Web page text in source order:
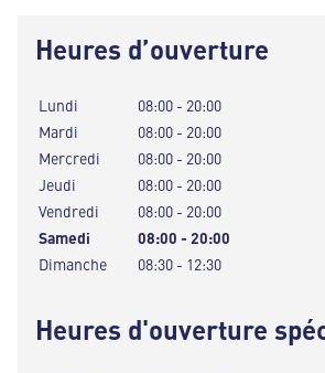
Heures d’ouverture
Lundi
08:00 - 20:00
Mardi
08:00 - 20:00
Mercredi
08:00 - 20:00
Jeudi
08:00 - 20:00
Vendredi
08:00 - 20:00
Samedi
08:00 - 20:00
Dimanche
08:30 - 12:30
Heures d'ouverture